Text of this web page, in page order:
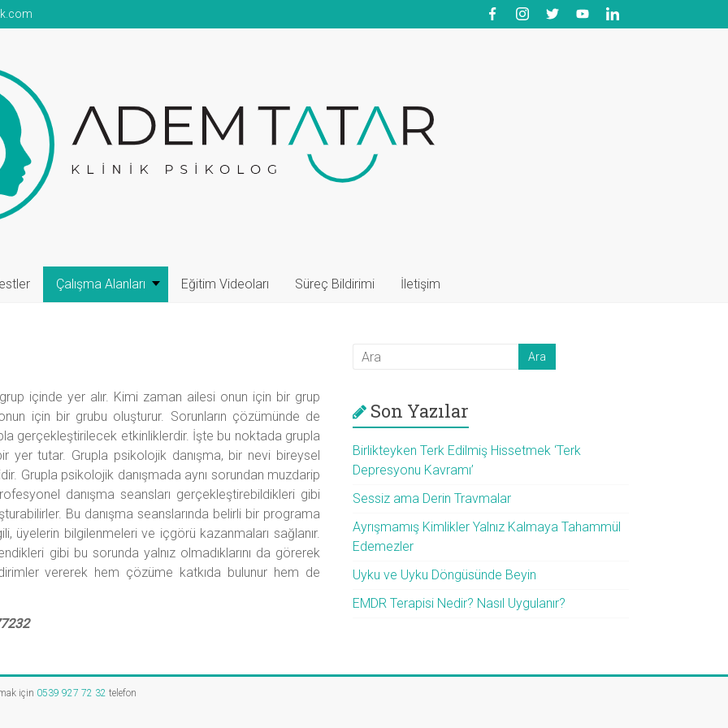
Çalışma Alanları Eğitim Videoları Süreç Bildirimi İletişim
içinde yer alır. Kimi zaman ailesi onun için bir grup
için bir grubu oluşturur. Sorunların çözümünde de
gerçekleştirilecek etkinliklerdir. İşte bu noktada grupla
yer tutar. Grupla psikolojik danışma, bir nevi bireysel
Grupla psikolojik danışmada aynı sorundan muzdarip
danışma seansları gerçekleştirebildikleri gibi
Bu danışma seanslarında belirli bir programa
üyelerin bilgilenmeleri ve içgörü kazanmaları sağlanır.
gibi bu sorunda yalnız olmadıklarını da görerek
vererek hem çözüme katkıda bulunur hem de
Son Yazılar
Birlikteyken Terk Edilmiş Hissetmek ‘Terk
Depresyonu Kavramı’
Sessiz ama Derin Travmalar
Ayrışmamış Kimlikler Yalnız Kalmaya Tahammül
Edemezler
Uyku ve Uyku Döngüsünde Beyin
EMDR Terapisi Nedir? Nasıl Uygulanır?
için 0539 927 72 32 telefon